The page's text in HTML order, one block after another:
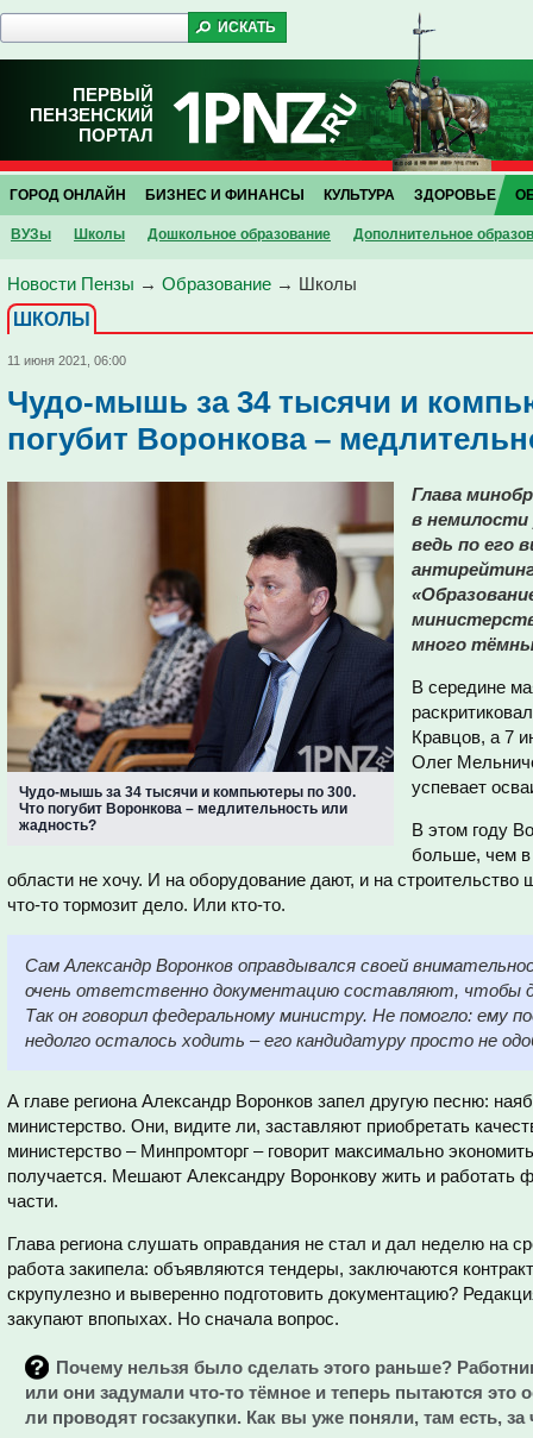
ПЕРВЫЙ
ПЕНЗЕНСКИЙ
ПОРТАЛ
ГОРОД ОНЛАЙН БИЗНЕС И ФИНАНСЫ КУЛЬТУРА ЗДОРОВЬЕ
ВУЗы Школы Дошкольное образование Дополнительное
Новости Пензы → Образование → Школы
ШКОЛЫ
11 июня 2021, 06:00
Чудо-мышь за 34 тысячи и
погубит Воронкова –
Чудо-мышь за 34 тысячи и компьютеры по 300.
Что погубит Воронкова – медлительность или
жадность?
Глава
в немилости
ведь по его
много
В середине
Кравцов, а 7
Олег
успевает
В этом году
больше, чем в
области не хочу. И на оборудование дают, и на
что-то тормозит дело. Или кто-то.
Сам Александр Воронков оправдывался своей
очень ответственно документацию составляют, чтобы
Так он говорил федеральному министру. Не помогло: ему
недолго осталось ходить – его кандидатуру просто не
А главе региона Александр Воронков запел другую песню:
министерство. Они, видите ли, заставляют приобретать
министерство – Минпромторг – говорит максимально
получается. Мешают Александру Воронкову жить и работать
части.
Глава региона слушать оправдания не стал и дал неделю на
работа закипела: объявляются тендеры, заключаются
скрупулезно и выверенно подготовить документацию?
закупают впопыхах. Но сначала вопрос.
Почему нельзя было сделать этого раньше?
или они задумали что-то тёмное и теперь пытаются
ли проводят госзакупки. Как вы уже поняли, там есть, за